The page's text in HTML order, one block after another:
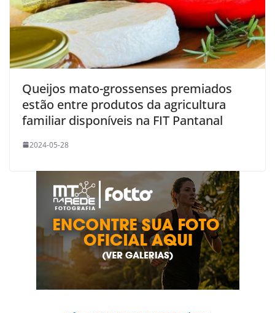
Queijos mato-grossenses premiados
estão entre produtos da agricultura
familiar disponíveis na FIT Pantanal
2024-05-28